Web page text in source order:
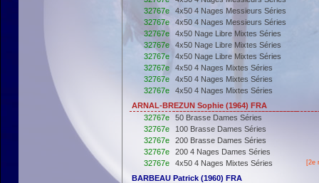
32767e
4x50 4 Nages Messieurs Séries
32767e
4x50 4 Nages Messieurs Séries
32767e
4x50 Nage Libre Mixtes Séries
32767e
4x50 Nage Libre Mixtes Séries
32767e
4x50 Nage Libre Mixtes Séries
32767e
4x50 4 Nages Mixtes Séries
32767e
4x50 4 Nages Mixtes Séries
32767e
4x50 4 Nages Mixtes Séries
ARNAL-BREZUN Sophie (1964) FRA
32767e
50 Brasse Dames Séries
32767e
100 Brasse Dames Séries
32767e
200 Brasse Dames Séries
32767e
200 4 Nages Dames Séries
32767e
4x50 4 Nages Mixtes Séries [2e
BARBEAU Patrick (1960) FRA